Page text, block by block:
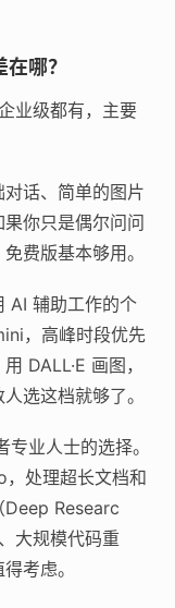
哪？
业级都有，主要
话、简单的图片
你只是偶尔问问
费版基本够用。
辅助工作的个
，高峰时段优先
DALL·E 画图，
选这档就够了。
业人士的选择。
处理超长文档和
Deep Researc
大规模代码重
考虑。